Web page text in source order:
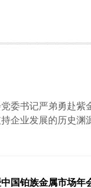
委书记严弟勇赴
企业发展的历史渊
别提到，2001年,
国铂族金属市场年